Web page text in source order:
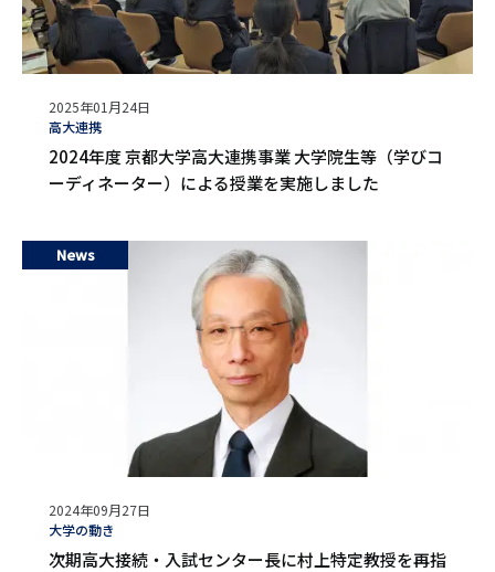
公
開
日
2025年01月24日
タ
グ
高大連携
2024年度 京都大学高大連携事業 大学院生等（学びコ
ーディネーター）による授業を実施しました
News
公
開
日
2024年09月27日
タ
グ
大学の動き
次期高大接続・入試センター長に村上特定教授を再指